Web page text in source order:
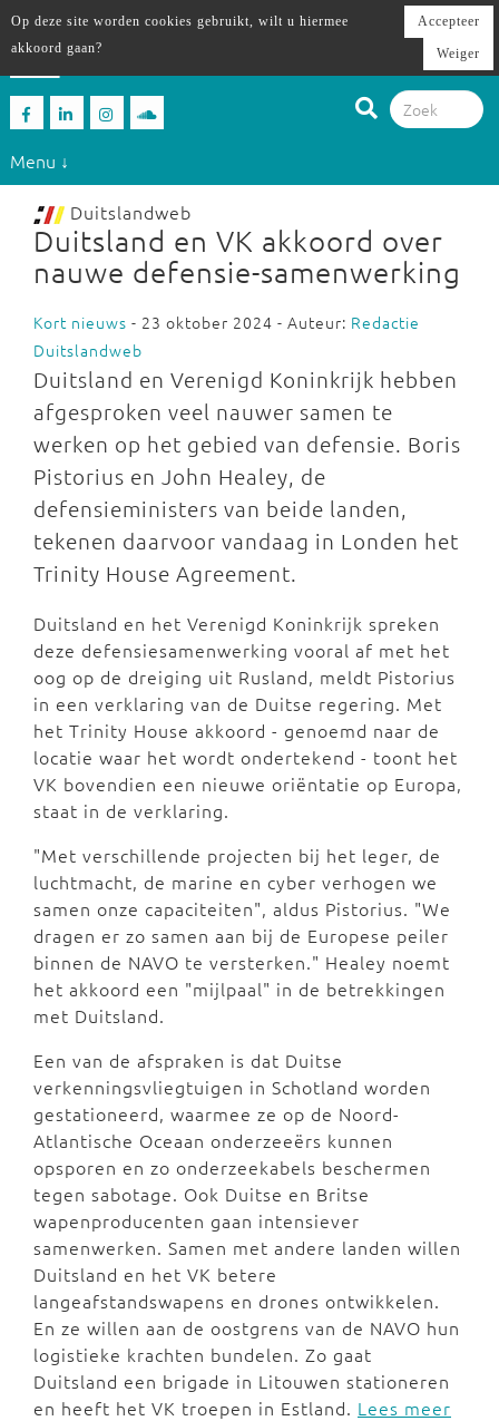
Menu ↓
Duitslandweb
Duitsland en VK akkoord over
nauwe defensie-samenwerking
Kort nieuws - 23 oktober 2024 - Auteur: Redactie
Duitslandweb
Duitsland en Verenigd Koninkrijk hebben
afgesproken veel nauwer samen te
werken op het gebied van defensie. Boris
Pistorius en John Healey, de
defensieministers van beide landen,
tekenen daarvoor vandaag in Londen het
Trinity House Agreement.
Duitsland en het Verenigd Koninkrijk spreken
deze defensiesamenwerking vooral af met het
oog op de dreiging uit Rusland, meldt Pistorius
in een verklaring van de Duitse regering. Met
het Trinity House akkoord - genoemd naar de
locatie waar het wordt ondertekend - toont het
VK bovendien een nieuwe oriëntatie op Europa,
staat in de verklaring.
"Met verschillende projecten bij het leger, de
luchtmacht, de marine en cyber verhogen we
samen onze capaciteiten", aldus Pistorius. "We
dragen er zo samen aan bij de Europese peiler
binnen de NAVO te versterken." Healey noemt
het akkoord een "mijlpaal" in de betrekkingen
met Duitsland.
Een van de afspraken is dat Duitse
verkenningsvliegtuigen in Schotland worden
gestationeerd, waarmee ze op de Noord-
Atlantische Oceaan onderzeeërs kunnen
opsporen en zo onderzeekabels beschermen
tegen sabotage. Ook Duitse en Britse
wapenproducenten gaan intensiever
samenwerken. Samen met andere landen willen
Duitsland en het VK betere
langeafstandswapens en drones ontwikkelen.
En ze willen aan de oostgrens van de NAVO hun
logistieke krachten bundelen. Zo gaat
Duitsland een brigade in Litouwen stationeren
en heeft het VK troepen in Estland. Lees meer
Op deze site worden cookies gebruikt, wilt u hiermee
akkoord gaan?
Accepteer
Weiger